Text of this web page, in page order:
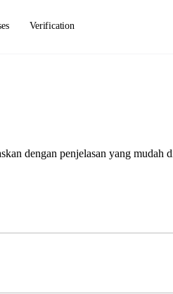
Verification
dengan penjelasan yang mudah